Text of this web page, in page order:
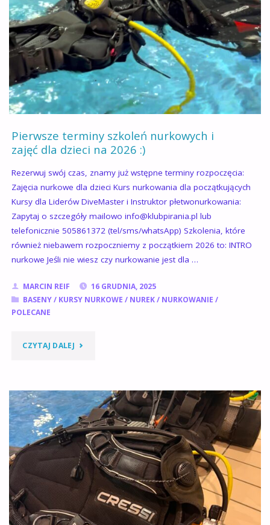
Pierwsze terminy szkoleń nurkowych i
zajęć dla dzieci na 2026 :)
Rezerwuj swój czas, znamy już wstępne terminy rozpoczęcia:
Zajęcia nurkowe dla dzieci Kurs nurkowania dla początkujących
Kursy dla Liderów DiveMaster i Instruktor płetwonurkowania:
Zapytaj o szczegóły mailowo info@klubpirania.pl lub
telefonicznie 505861372 (tel/sms/whatsApp) Szkolenia, które
również niebawem rozpoczniemy z początkiem 2026 to: INTRO
nurkowe Jeśli nie wiesz czy nurkowanie jest dla …
MARCIN REIF
16 GRUDNIA, 2025
BASENY/ KURSY NURKOWE / NUREK/ NURKOWANIE /
POLECANE
CZYTAJ DALEJ"PIERWSZE
SZKOLEŃ
NURKOWYCH
I
ZAJĘĆ
DLA
DZIECI